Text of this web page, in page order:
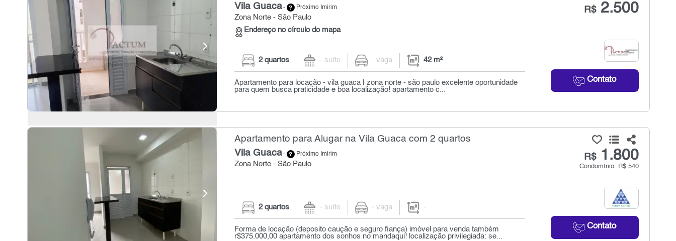
Vila Guaca- Próximo Imirim
Zona Norte - São Paulo
Endereço no círculo do mapa
R$2.500
Contato
2 quartos - suíte - vaga 42 m²
Apartamento para locação - vila guaca | zona norte - são paulo excelente oportunidade
para quem busca praticidade e boa localização! apartamento c...
Apartamento para Alugar na Vila Guaca com 2 quartos
Vila Guaca- Próximo Imirim
Zona Norte - São Paulo
R$1.800
Condomínio: R$ 540
Contato
2 quartos - suíte - vaga -
Forma de locação (deposito caução e seguro fiança) imóvel para venda também
r$375.000,00 apartamento dos sonhos no mandaqui! localização privilegiada: se...